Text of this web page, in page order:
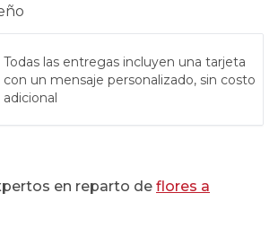
Todas las entregas incluyen una tarjeta
con un mensaje personalizado, sin costo
adicional
en reparto de flores a